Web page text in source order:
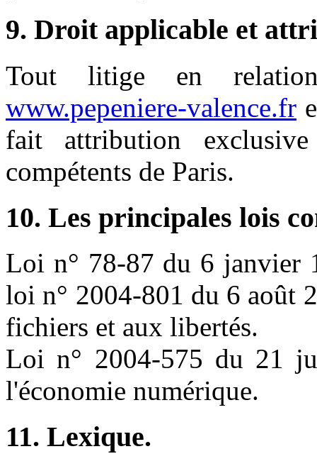
9. Droit applicable et
Tout litige en
www.pepeniere-valence.fr
fait attribution
compétents de Paris.
10. Les principales lois
Loi n° 78-87 du 6 janvier
loi n° 2004-801 du 6 août
fichiers et aux libertés.
Loi n° 2004-575 du 21
l'économie numérique.
11. Lexique.